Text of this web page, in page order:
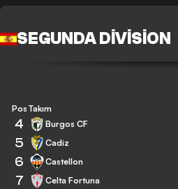
SEGUNDA DIVISION
Pos Takım
4 Burgos CF
5 Cadiz
6 Castellon
7 Celta Fortuna